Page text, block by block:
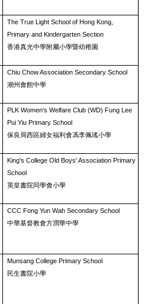
The True Light School of Hong Kong,
Primary and Kindergarten Section
香港真光中學附屬小學暨幼稚園
Chiu Chow Association Secondary School
潮州會館中學
PLK Women's Welfare Club (WD) Fung Lee
Pui Yiu Primary School
保良局西區婦女福利會馮李佩瑤小學
King's College Old Boys' Association Primary
School
英皇書院同學會小學
CCC Fong Yun Wah Secondary School
中華基督教會方潤華中學
Munsang College Primary School
民生書院小學